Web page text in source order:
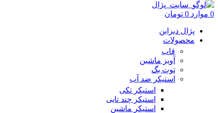
0 موارد 0 تومان
پژال دیزاین
محصولات
قاب
آویز ماشین
توت بگ
استیکر ضد آب
استیکر تکی
استیکر چند تایی
استیکر ماشین